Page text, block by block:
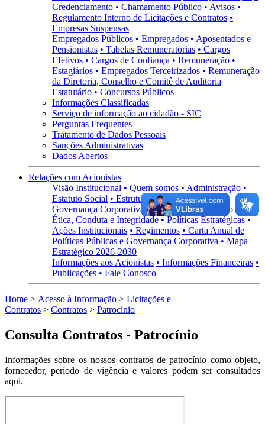
Credenciamento • Chamamento Público • Avisos •
Regulamento Interno de Licitações e Contratos •
Empresas Suspensas
Empregados Públicos • Empregados • Aposentados e
Pensionistas • Tabelas Remuneratórias • Cargos
Efetivos • Cargos de Confiança • Remuneração •
Estagiários • Empregados Terceirizados • Remuneração
da Diretoria, Conselho e Comitê de Auditoria
Estatutário • Concursos Públicos
Informações Classificadas
Serviço de informação ao cidadão - SIC
Perguntas Frequentes
Tratamento de Dados Pessoais
Sanções Administrativas
Dados Abertos
Relações com Acionistas
Visão Institucional • Quem somos • Administração •
Estatuto Social • Estrutura Acionária
Governança Corporativa • Visão Geral • Código de
Ética, Conduta e Integridade • Políticas Estratégicas •
Ações Institucionais • Regimentos • Carta Anual de
Políticas Públicas e Governança Corporativa • Mapa
Estratégico 2026-2030
Informações aos Acionistas • Informações Financeiras •
Publicações • Fale Conosco
Home > Acesso à Informação > Licitações e
Contratos > Contratos > Patrocínio
Consulta Contratos - Patrocínio
Informações sobre os nossos contratos de patrocínio como objeto,
fornecedor, período de vigência e valores podem ser consultados
aqui.